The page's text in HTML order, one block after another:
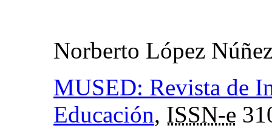
Norberto López
MUSED: Revista de
Educación, ISSN-e